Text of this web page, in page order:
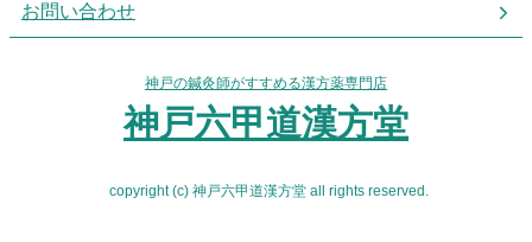
お問い合わせ
神戸の鍼灸師がすすめる漢方薬専門店
神戸六甲道漢方堂
copyright (c) 神戸六甲道漢方堂 all rights reserved.